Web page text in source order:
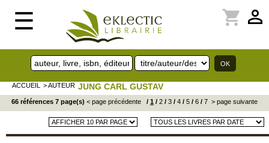
☰ perm_identity
shopping_cart
ACCUEIL > AUTEUR JUNG CARL GUSTAV
66 références 7 page(s) < page précédente / 1 / 2 / 3 / 4 / 5 / 6 / 7 > page suivante